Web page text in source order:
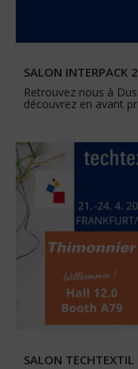
SALON
Retrouvez nous à
découvrez en avant
SALON